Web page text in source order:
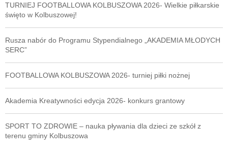
TURNIEJ FOOTBALLOWA KOLBUSZOWA 2026- Wielkie piłkarskie
święto w Kolbuszowej!
Rusza nabór do Programu Stypendialnego „AKADEMIA MŁODYCH
SERC”
FOOTBALLOWA KOLBUSZOWA 2026- turniej piłki nożnej
Akademia Kreatywności edycja 2026- konkurs grantowy
SPORT TO ZDROWIE – nauka pływania dla dzieci ze szkół z
terenu gminy Kolbuszowa